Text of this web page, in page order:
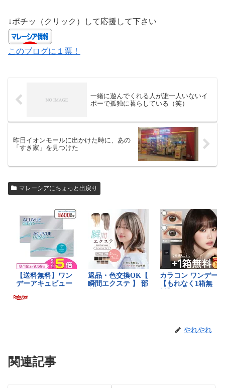
↓ポチッ（クリック）して応援して下さい
このブログに１票！
一緒に遊んでくれる人が誰一人いないイ
ポーで孤独に暮らしている（笑）
昨日イオンモールに出かけた時に、あの
「すき家」を見つけた
マレーシアにちょっと出戻り
やれやれ
関連記事